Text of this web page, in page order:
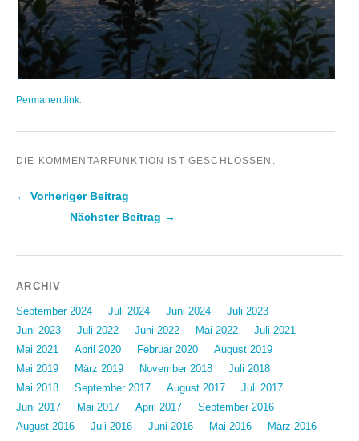
Permanentlink
DIE KOMMENTARFUNKTION IST GESCHLOSSEN.
Beitragsnavigation
← Vorheriger Beitrag
Nächster Beitrag →
ARCHIV
September 2024 Juli 2024 Juni 2024
Juli 2023
Juni 2023
Juli 2022 Juni 2022 Mai 2022
Juli 2021
Mai 2021
April 2020 Februar 2020
August 2019
Mai 2019
März 2019 November 2018
Juli 2018
Mai 2018
September 2017 August 2017
Juli 2017
Juni 2017
Mai 2017 April 2017
September 2016
August 2016
Juli 2016 Juni 2016 Mai 2016
März 2016